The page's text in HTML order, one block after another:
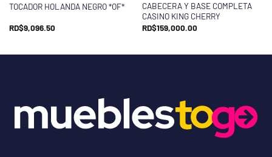
TOCADOR HOLANDA NEGRO *OF*
RD$9,096.50
CABECERA Y BASE COMPLETA
CASINO KING CHERRY
RD$159,000.00